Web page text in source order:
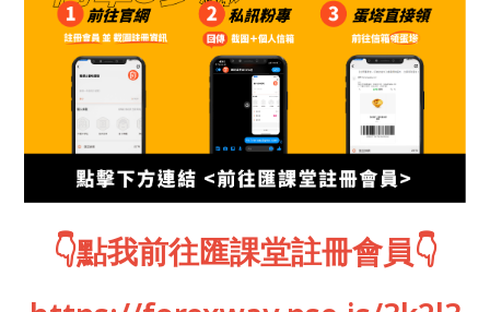
👇點我前往匯課堂註冊會員👇